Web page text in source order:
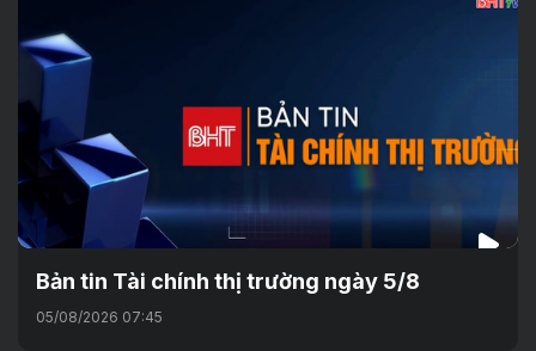
Bản tin Tài chính thị trường ngày 5/8
05/08/2026 07:45